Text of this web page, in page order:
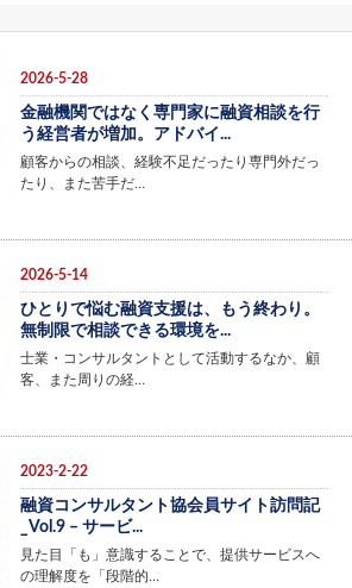
2026-5-28
金融機関ではなく専門家に融資相談を行
う経営者が増加。アドバイ...
顧客からの相談、経験不足だったり専門外だっ
たり、また苦手だ…
2026-5-14
ひとりで悩む融資支援は、もう終わり。
無制限で相談できる環境を...
士業・コンサルタントとして活動するなか、顧
客、また周りの経…
2023-2-22
融資コンサルタント協会員サイト訪問記
_Vol.9 – サービ...
見た目「も」意識することで、提供サービスへ
の理解度を「段階的…